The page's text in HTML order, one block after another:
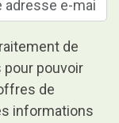
de
pouvoir
de
informations